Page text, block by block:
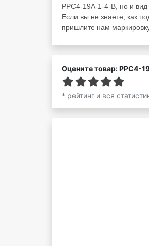
РРС4-19А-1-4-В, но и вид
Если вы не знаете, как
пришлите нам
Оцените товар: РРС4-
* рейтинг и вся